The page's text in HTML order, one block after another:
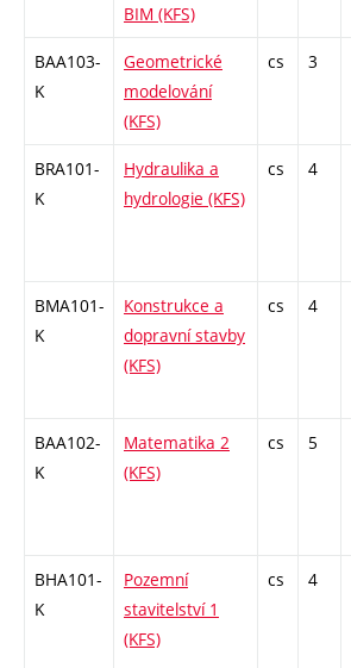
BIM (KFS)
BAA103-
K
Geometrické
modelování
(KFS)
cs 3
BRA101-
K
Hydraulika a
hydrologie (KFS)
cs 4
BMA101-
K
Konstrukce a
dopravní stavby
(KFS)
cs 4
BAA102-
K
Matematika 2
(KFS)
cs 5
BHA101-
K
Pozemní
stavitelství 1
(KFS)
cs 4